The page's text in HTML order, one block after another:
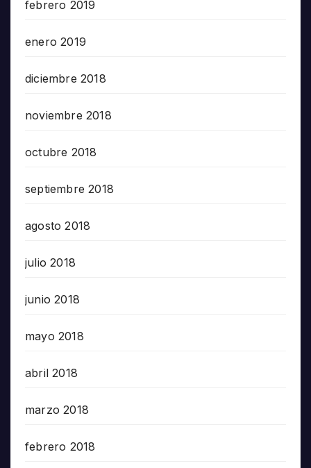
febrero 2019
enero 2019
diciembre 2018
noviembre 2018
octubre 2018
septiembre 2018
agosto 2018
julio 2018
junio 2018
mayo 2018
abril 2018
marzo 2018
febrero 2018